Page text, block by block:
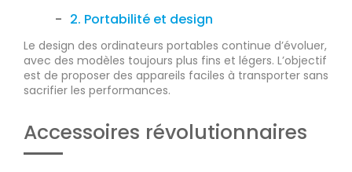
2. Portabilité et design
Le design des ordinateurs portables continue d’évoluer,
avec des modèles toujours plus fins et légers. L’objectif
est de proposer des appareils faciles à transporter sans
sacrifier les performances.
Accessoires révolutionnaires